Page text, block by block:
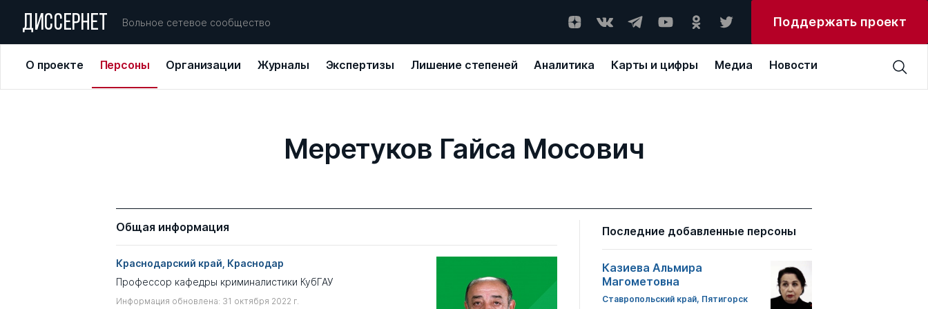
ДИССЕРНЕТ Вольное сетевое сообщество Поддержать проект
О проекте Персоны Организации Журналы Экспертизы Лишение степеней Аналитика Карты и цифры Медиа Новости
Меретуков Гайса Мосович
Общая информация
Краснодарский край, Краснодар
Профессор кафедры криминалистики КубГАУ
Информация обновлена: 31 октября 2022 г.
Последние добавленные персоны
Казиева Альмира
Магометовна
Ставропольский край, Пятигорск